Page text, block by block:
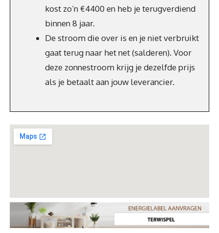
kost zo’n €4400 en heb je terugverdiend
binnen 8 jaar.
De stroom die over is en je niet verbruikt
gaat terug naar het net (salderen). Voor
deze zonnestroom krijg je dezelfde prijs
als je betaalt aan jouw leverancier.